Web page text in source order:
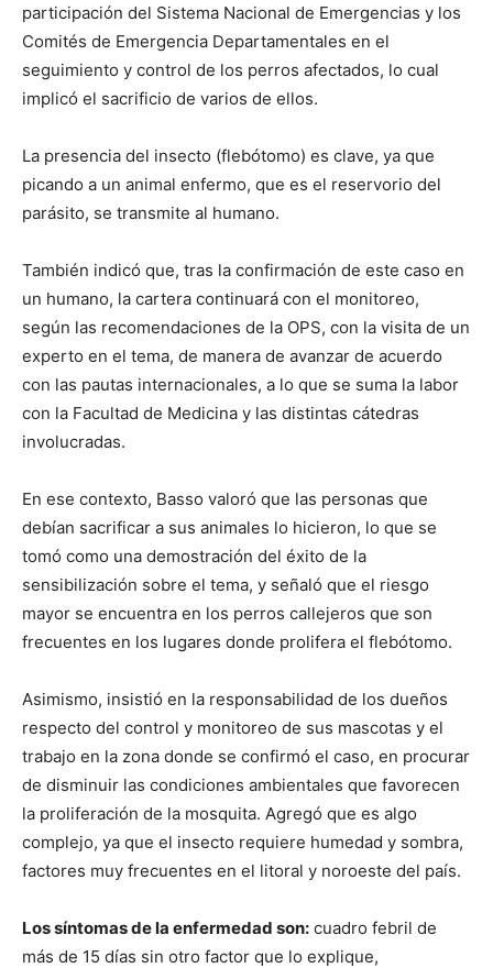
participación del Sistema Nacional de Emergencias y los
Comités de Emergencia Departamentales en el
seguimiento y control de los perros afectados, lo cual
implicó el sacrificio de varios de ellos.
La presencia del insecto (flebótomo) es clave, ya que
picando a un animal enfermo, que es el reservorio del
parásito, se transmite al humano.
También indicó que, tras la confirmación de este caso en
un humano, la cartera continuará con el monitoreo,
según las recomendaciones de la OPS, con la visita de un
experto en el tema, de manera de avanzar de acuerdo
con las pautas internacionales, a lo que se suma la labor
con la Facultad de Medicina y las distintas cátedras
involucradas.
En ese contexto, Basso valoró que las personas que
debían sacrificar a sus animales lo hicieron, lo que se
tomó como una demostración del éxito de la
sensibilización sobre el tema, y señaló que el riesgo
mayor se encuentra en los perros callejeros que son
frecuentes en los lugares donde prolifera el flebótomo.
Asimismo, insistió en la responsabilidad de los dueños
respecto del control y monitoreo de sus mascotas y el
trabajo en la zona donde se confirmó el caso, en procurar
de disminuir las condiciones ambientales que favorecen
la proliferación de la mosquita. Agregó que es algo
complejo, ya que el insecto requiere humedad y sombra,
factores muy frecuentes en el litoral y noroeste del país.
Los síntomas de la enfermedad son: cuadro febril de
más de 15 días sin otro factor que lo explique,